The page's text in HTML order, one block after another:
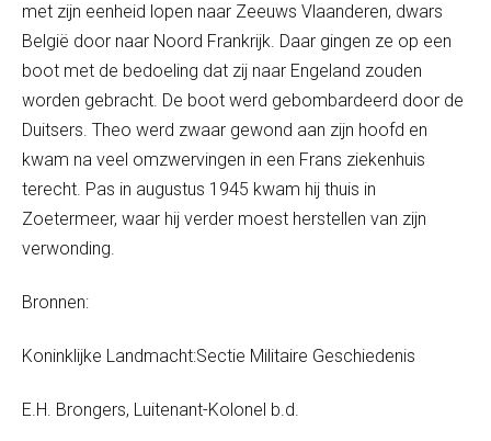
met zijn eenheid lopen naar Zeeuws Vlaanderen, dwars
België door naar Noord Frankrijk. Daar gingen ze op een
boot met de bedoeling dat zij naar Engeland zouden
worden gebracht. De boot werd gebombardeerd door de
Duitsers. Theo werd zwaar gewond aan zijn hoofd en
kwam na veel omzwervingen in een Frans ziekenhuis
terecht. Pas in augustus 1945 kwam hij thuis in
Zoetermeer, waar hij verder moest herstellen van zijn
verwonding.
Bronnen:
Koninklijke Landmacht:Sectie Militaire Geschiedenis
E.H. Brongers, Luitenant-Kolonel b.d.